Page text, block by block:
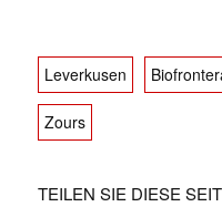
Leverkusen
Zours
TEILEN SIE DIESE